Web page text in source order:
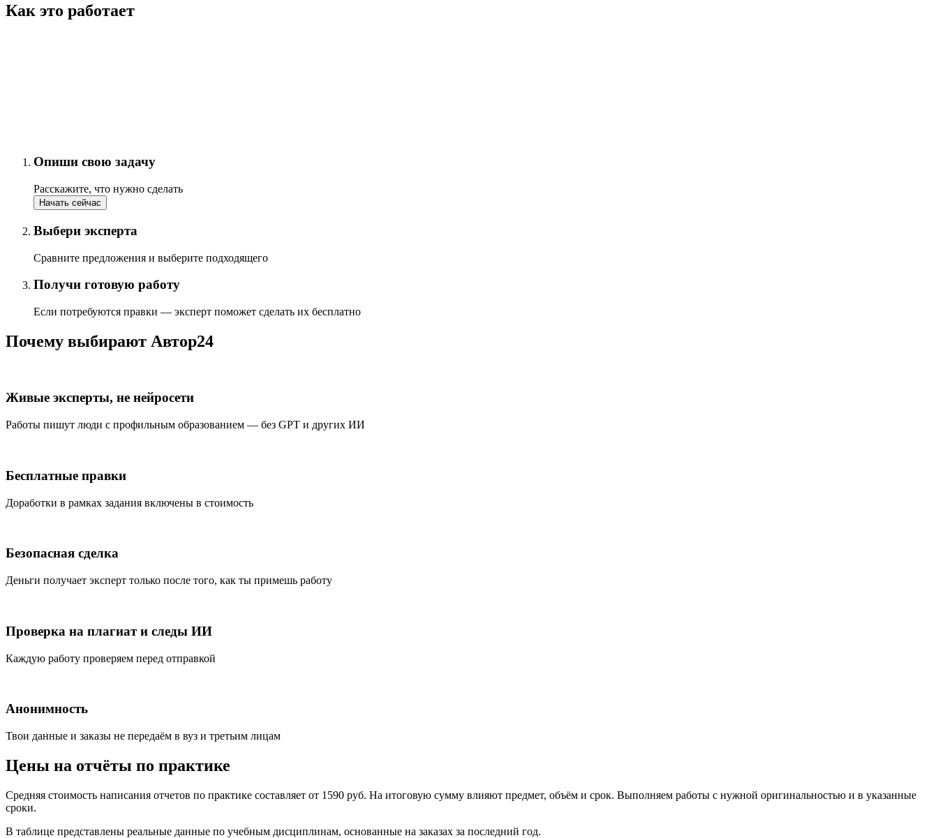
Как это работает
Опиши свою задачу
Расскажите, что нужно сделать
Начать сейчас
Выбери эксперта
Сравните предложения и выберите подходящего
Получи готовую работу
Если потребуются правки — эксперт поможет сделать их бесплатно
Почему выбирают Автор24
Живые эксперты, не нейросети
Работы пишут люди с профильным образованием — без GPT и других ИИ
Бесплатные правки
Доработки в рамках задания включены в стоимость
Безопасная сделка
Деньги получает эксперт только после того, как ты примешь работу
Проверка на плагиат и следы ИИ
Каждую работу проверяем перед отправкой
Анонимность
Твои данные и заказы не передаём в вуз и третьим лицам
Цены на отчёты по практике
Средняя стоимость написания отчетов по практике составляет от 1590 руб. На итоговую сумму влияют предмет, объём и срок. Выполняем работы с нужной оригинальностью и в указанные
сроки.
В таблице представлены реальные данные по учебным дисциплинам, основанные на заказах за последний год.